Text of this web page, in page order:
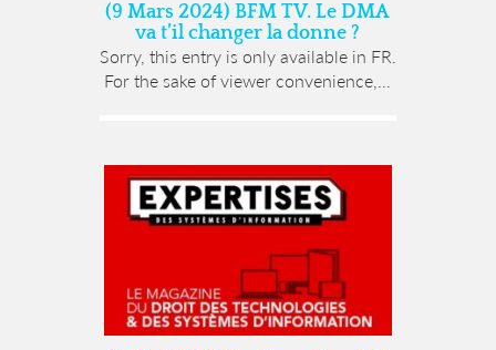
(9 Mars 2024) BFM TV. Le DMA
va t’il changer la donne ?
Sorry, this entry is only available in FR.
For the sake of viewer convenience,...